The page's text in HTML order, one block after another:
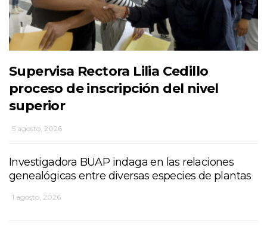
Supervisa Rectora Lilia Cedillo
proceso de inscripción del nivel
superior
5 agosto, 2026
Investigadora BUAP indaga en las relaciones
genealógicas entre diversas especies de plantas
1 agosto, 2026